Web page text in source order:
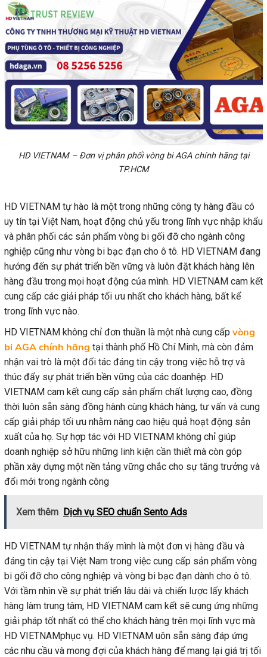
HD VIETNAM – Đơn vị phân phối vòng bi AGA chính hãng tại
TP.HCM
HD VIETNAM tự hào là một trong những công ty hàng đầu có
uy tín tại Việt Nam, hoạt động chủ yếu trong lĩnh vực nhập khẩu
và phân phối các sản phẩm vòng bi gối đỡ cho ngành công
nghiệp cũng như vòng bi bạc đạn cho ô tô. HD VIETNAM đang
hướng đến sự phát triển bền vững và luôn đặt khách hàng lên
hàng đầu trong mọi hoạt động của mình. HD VIETNAM cam kết
cung cấp các giải pháp tối ưu nhất cho khách hàng, bất kể
trong lĩnh vực nào.
HD VIETNAM không chỉ đơn thuần là một nhà cung cấp vòng
bi AGA chính hãng tại thành phố Hồ Chí Minh, mà còn đảm
nhận vai trò là một đối tác đáng tin cậy trong việc hỗ trợ và
thúc đẩy sự phát triển bền vững của các doanhệp. HD
VIETNAM cam kết cung cấp sản phẩm chất lượng cao, đồng
thời luôn sẵn sàng đồng hành cùng khách hàng, tư vấn và cung
cấp giải pháp tối ưu nhằm nâng cao hiệu quả hoạt động sản
xuất của họ. Sự hợp tác với HD VIETNAM không chỉ giúp
doanh nghiệp sở hữu những linh kiện cần thiết mà còn góp
phần xây dựng một nền tảng vững chắc cho sự tăng trưởng và
đổi mới trong ngành công
Xem thêm Dịch vụ SEO chuẩn Sento Ads
HD VIETNAM tự nhận thấy mình là một đơn vị hàng đầu và
đáng tin cậy tại Việt Nam trong việc cung cấp sản phẩm vòng
bi gối đỡ cho công nghiệp và vòng bi bạc đạn dành cho ô tô.
Với tầm nhìn về sự phát triển lâu dài và chiến lược lấy khách
hàng làm trung tâm, HD VIETNAM cam kết sẽ cung ứng những
giải pháp tốt nhất có thể cho khách hàng trên mọi lĩnh vực mà
HD VIETNAMphục vụ. HD VIETNAM uôn sẵn sàng đáp ứng
các nhu cầu và mong đợi của khách hàng để mang lại giá trị tối